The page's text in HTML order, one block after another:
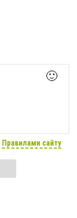
🙂
Правилами сайту